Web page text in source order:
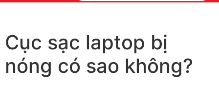
Cục sạc laptop bị
nóng có sao không?